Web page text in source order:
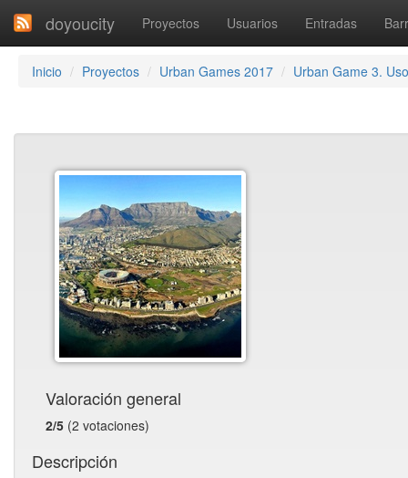
doyoucity Proyectos Usuarios Entradas
Inicio Proyectos Urban Games 2017 Urban Game 3.
Valoración general
2/5 (2 votaciones)
Descripción